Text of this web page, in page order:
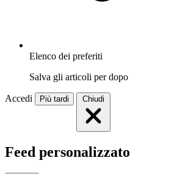
Elenco dei preferiti
Salva gli articoli per dopo
Accedi Più tardi Chiudi
Feed personalizzato